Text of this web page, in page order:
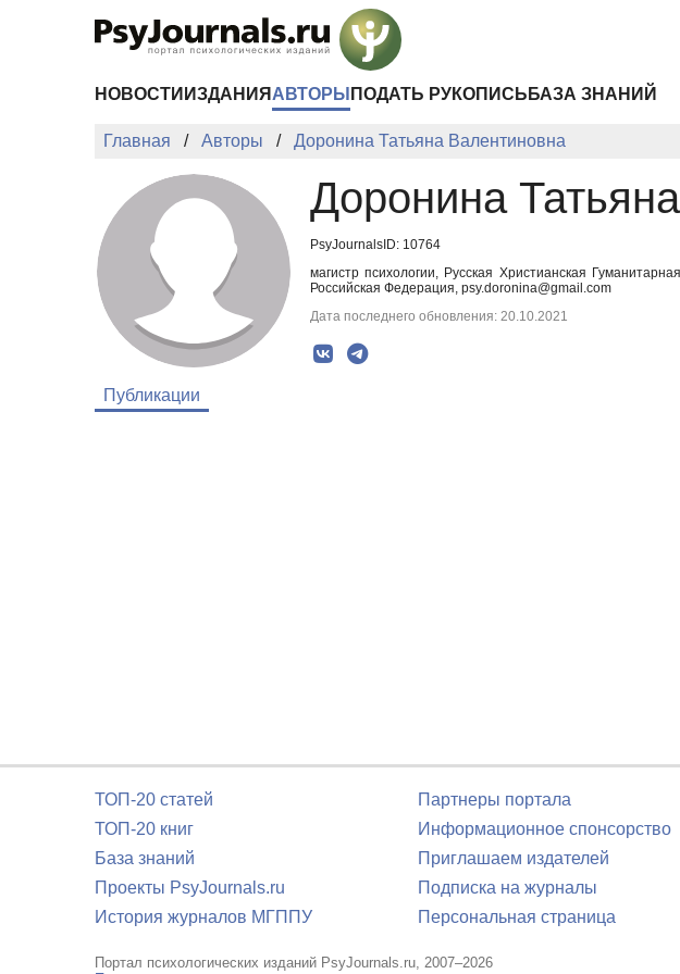
НОВОСТИ ИЗДАНИЯ АВТОРЫ ПОДАТЬ РУКОПИСЬ БАЗА ЗНАНИЙ
Главная Авторы Доронина Татьяна Валентиновна
Доронина
PsyJournalsID: 10764
магистр психологии, Русская Христианская
Российская Федерация, psy.doronina@gmail.com
Дата последнего обновления: 20.10.2021
Публикации
ТОП-20 статей
ТОП-20 книг
База знаний
Проекты PsyJournals.ru
История журналов МГППУ
Партнеры портала
Информационное спонсорство
Приглашаем издателей
Подписка на журналы
Персональная страница
Портал психологических изданий PsyJournals.ru, 2007–2026